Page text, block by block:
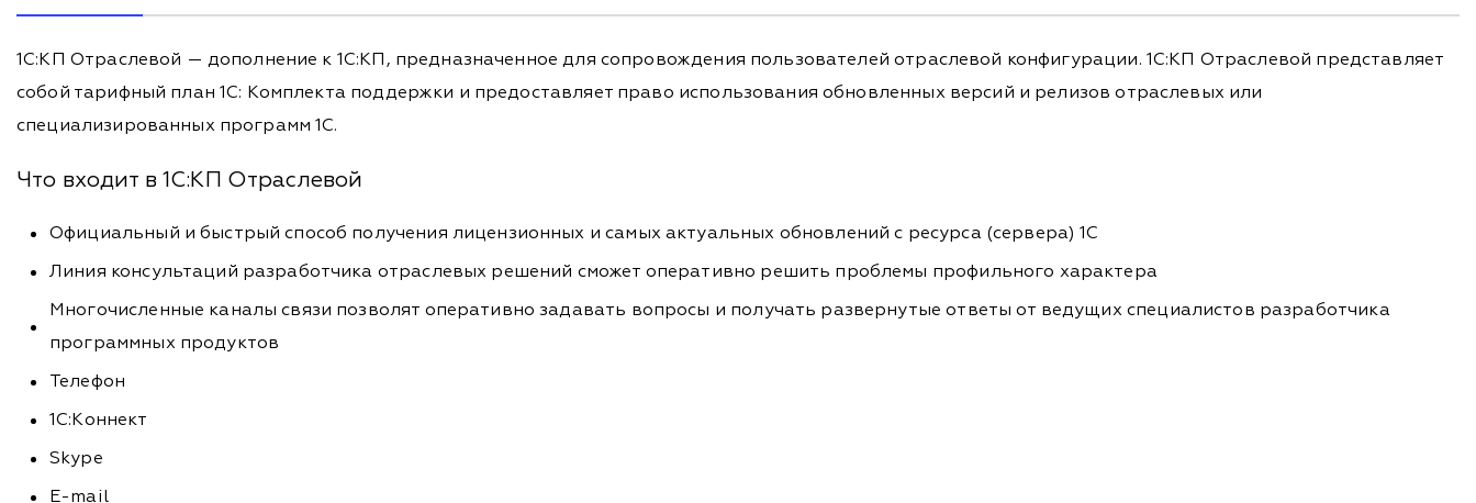
1С:КП Отраслевой — дополнение к 1С:КП, предназначенное для сопровождения пользователей отраслевой конфигурации. 1С:КП Отраслевой представляет
собой тарифный план 1С: Комплекта поддержки и предоставляет право использования обновленных версий и релизов отраслевых или
специализированных программ 1С.
Что входит в 1С:КП Отраслевой
Официальный и быстрый способ получения лицензионных и самых актуальных обновлений с ресурса (сервера) 1С
Линия консультаций разработчика отраслевых решений сможет оперативно решить проблемы профильного характера
Многочисленные каналы связи позволят оперативно задавать вопросы и получать развернутые ответы от ведущих специалистов разработчика
программных продуктов
Телефон
1С:Коннект
Skype
E-mail